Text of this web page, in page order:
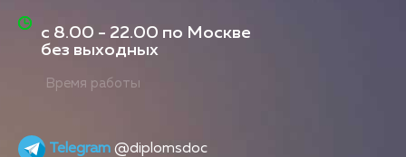
с 8.00 - 22.00 по Москве
без выходных
Время работы
Telegram @diplomsdoc